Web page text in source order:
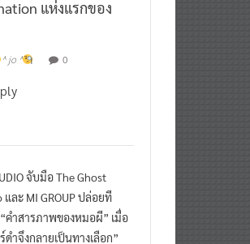
แห่งแรกของ
^ jo ^ 0
จับมือ The Ghost
และ MI GROUP ปล่อยที
“คำสารภาพของหมอผี” เมื่อ
ำจึงกลายเป็นทางเลือก”